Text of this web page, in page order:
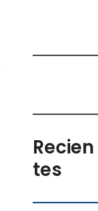
Recien
tes